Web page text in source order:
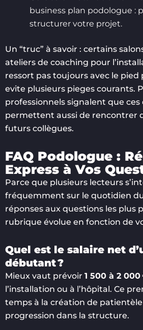
business plan podologue :
structurer votre projet.
Un “truc” à savoir : certains
ateliers de coaching pour
ressort pas toujours avec le pied
evite plusieurs pieges courants.
professionnels signalent que
permettent aussi de rencontrer
futurs collègues.
FAQ Podologue :
Express à Vos
Parce que plusieurs lecteurs
fréquemment sur le quotidien
réponses aux questions les plus
rubrique évolue en fonction de
Quel est le salaire net
débutant ?
Mieux vaut prévoir 1 500 à 2
l’installation ou à l’hôpital. Ce
temps à la création de
progression dans la structure.